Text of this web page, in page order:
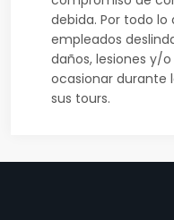
debida. Por todo
empleados
daños, lesiones y/
ocasionar durante
sus tours.